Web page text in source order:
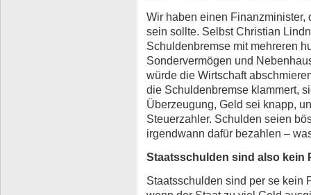
Wir haben einen Finanzminister,
sein sollte. Selbst Christian
Schuldenbremse mit mehreren
Sondervermögen und
würde die Wirtschaft
die Schuldenbremse klammert,
Überzeugung, Geld sei knapp,
Steuerzahler. Schulden seien
irgendwann dafür bezahlen –
Staatsschulden sind also kein
Staatsschulden sind per se kein